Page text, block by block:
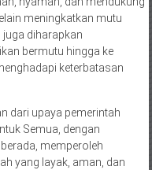
meningkatkan mutu
juga diharapkan
bermutu hingga ke
keterbatasan
dari upaya pemerintah
Semua, dengan
memperoleh
yang layak, aman, dan